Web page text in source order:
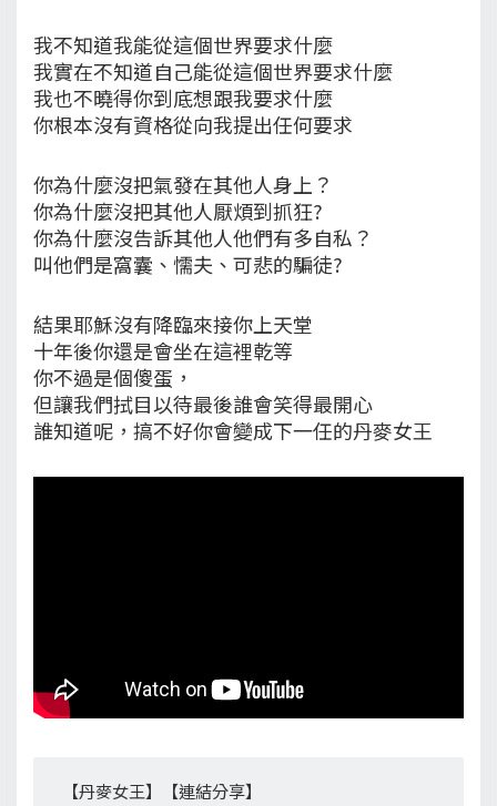
我不知道我能從這個世界要求什麼
我實在不知道自己能從這個世界要求什麼
我也不曉得你到底想跟我要求什麼
你根本沒有資格從向我提出任何要求
你為什麼沒把氣發在其他人身上？
你為什麼沒把其他人厭煩到抓狂?
你為什麼沒告訴其他人他們有多自私？
叫他們是窩囊、懦夫、可悲的騙徒?
結果耶穌沒有降臨來接你上天堂
十年後你還是會坐在這裡乾等
你不過是個傻蛋，
但讓我們拭目以待最後誰會笑得最開心
誰知道呢，搞不好你會變成下一任的丹麥女王
【丹麥女王】【連結分享】